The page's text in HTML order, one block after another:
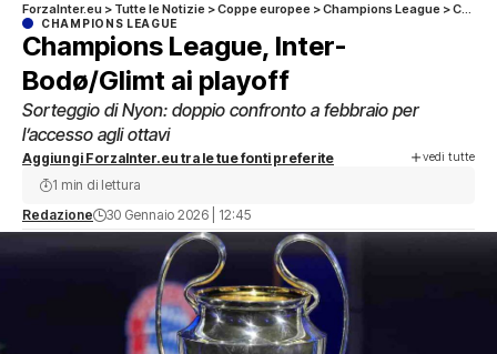
ForzaInter.eu > Tutte le Notizie >Coppe europee >Champions League >Champions League, Inter-Bodø/Glimt ai playoff
CHAMPIONS LEAGUE
Champions League, Inter-
Bodø/Glimt ai playoff
Sorteggio di Nyon: doppio confronto a febbraio per
l’accesso agli ottavi
Aggiungi ForzaInter.eu tra le tue fonti preferite vedi tutte
Redazione 30 Gennaio 2026 | 12:45
1 min di lettura